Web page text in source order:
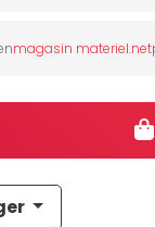
magasin materiel.net